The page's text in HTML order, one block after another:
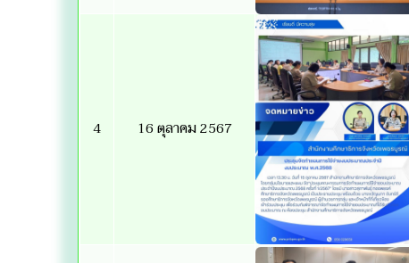
4 16 ตุลาคม 2567